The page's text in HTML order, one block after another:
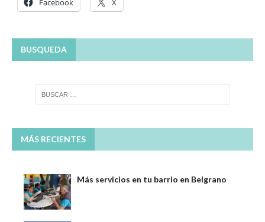
BUSQUEDA
MÁS RECIENTES
Más servicios en tu barrio en Belgrano